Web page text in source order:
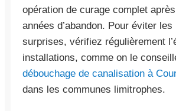
opération de curage complet
années d’abandon. Pour éviter
surprises, vérifiez régulièrement
installations, comme on le
débouchage de canalisation à
dans les communes limitrophes.